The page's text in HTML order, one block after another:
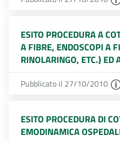
ESITO PROCEDURA A
A FIBRE, ENDOSCOPI A
RINOLARINGO, ETC.) ED
Pubblicato il 27/10/2010
ESITO PROCEDURA DI
EMODINAMICA